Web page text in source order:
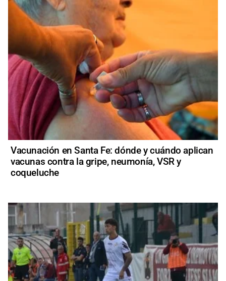
Vacunación en Santa Fe: dónde y cuándo aplican
vacunas contra la gripe, neumonía, VSR y
coqueluche